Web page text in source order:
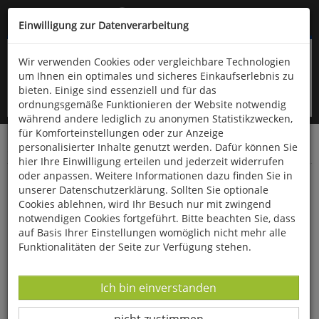
Kompletten Head der Seite überspringen
oder (06766) 9323-960
Startseite Bücher Aula-Verlag Ornithologie
Tracking - Der gläserne Vogel
Einwilligung zur Datenverarbeitung
Wir verwenden Cookies oder vergleichbare Technologien
um Ihnen ein optimales und sicheres Einkaufserlebnis zu
bieten. Einige sind essenziell und für das
ordnungsgemäße Funktionieren der Website notwendig
während andere lediglich zu anonymen Statistikzwecken,
für Komforteinstellungen oder zur Anzeige
personalisierter Inhalte genutzt werden. Dafür können Sie
hier Ihre Einwilligung erteilen und jederzeit widerrufen
oder anpassen. Weitere Informationen dazu finden Sie in
unserer Datenschutzerklärung. Sollten Sie optionale
Cookies ablehnen, wird Ihr Besuch nur mit zwingend
notwendigen Cookies fortgeführt. Bitte beachten Sie, dass
auf Basis Ihrer Einstellungen womöglich nicht mehr alle
Funktionalitäten der Seite zur Verfügung stehen.
Datenverarbeitung -
Ich bin einverstanden